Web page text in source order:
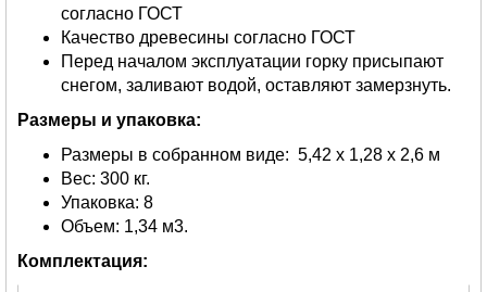
согласно ГОСТ
Качество древесины согласно ГОСТ
Перед началом эксплуатации горку присыпают
снегом, заливают водой, оставляют замерзнуть.
Размеры и упаковка:
Размеры в собранном виде: 5,42 х 1,28 х 2,6 м
Вес: 300 кг.
Упаковка: 8
Объем: 1,34 м3.
Комплектация: